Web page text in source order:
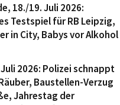
18./19. Juli 2026:
Testspiel für RB Leipzig,
in City, Babys vor Alkohol
2026: Polizei schnappt
Baustellen-Verzug
Jahrestag der